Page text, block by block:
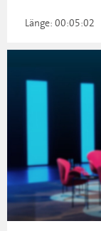
Länge: 00:05:02